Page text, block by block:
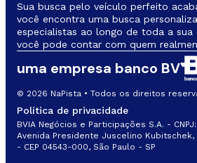
Sua busca pelo veículo perfeito
você encontra uma busca
especialistas ao longo de toda a sua
você pode contar com quem
© 2026 NaPista • Todos os direitos
Política de privacidade
BVIA Negócios e Participações S.A. -
Avenida Presidente Juscelino Kubitschek,
- CEP 04543-000, São Paulo - SP
uma empresa banco BV